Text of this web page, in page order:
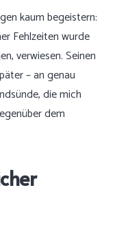
kaum begeistern:
Fehlzeiten wurde
verwiesen. Seinen
– an genau
die mich
dem